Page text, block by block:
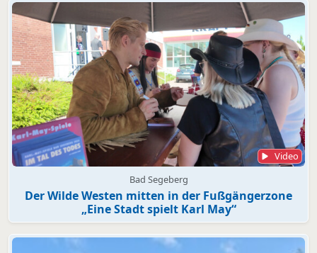
Video
Bad Segeberg
Der Wilde Westen mitten in der Fußgängerzone
„Eine Stadt spielt Karl May“